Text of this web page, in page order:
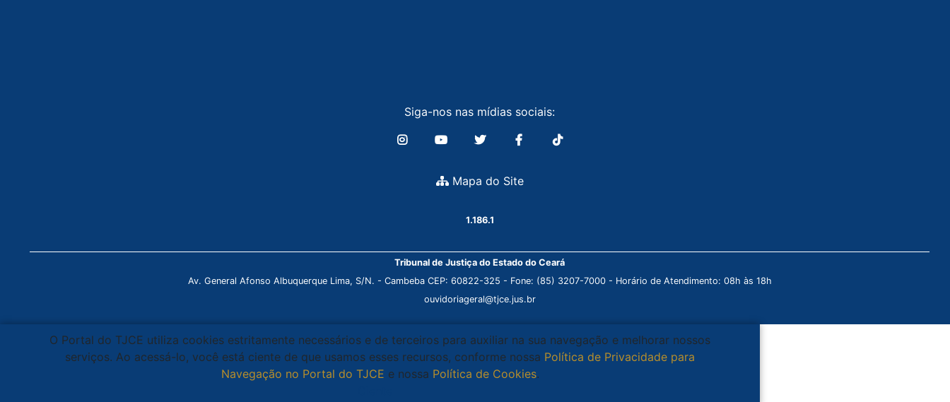
Siga-nos nas mídias sociais:
Mapa do Site
1.186.1
Tribunal de Justiça do Estado do Ceará
Av. General Afonso Albuquerque Lima, S/N. - Cambeba CEP: 60822-325 - Fone: (85) 3207-7000 - Horário de Atendimento: 08h às 18h
ouvidoriageral@tjce.jus.br
O Portal do TJCE utiliza cookies estritamente necessários e de terceiros para auxiliar na sua navegação e melhorar nossos
serviços. Ao acessá-lo, você está ciente de que usamos esses recursos, conforme nossa Política de Privacidade para
Navegação no Portal do TJCE e nossa Política de Cookies.